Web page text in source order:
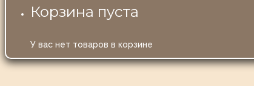
Корзина пуста
У вас нет товаров в корзине